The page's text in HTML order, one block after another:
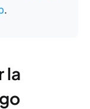
.
la